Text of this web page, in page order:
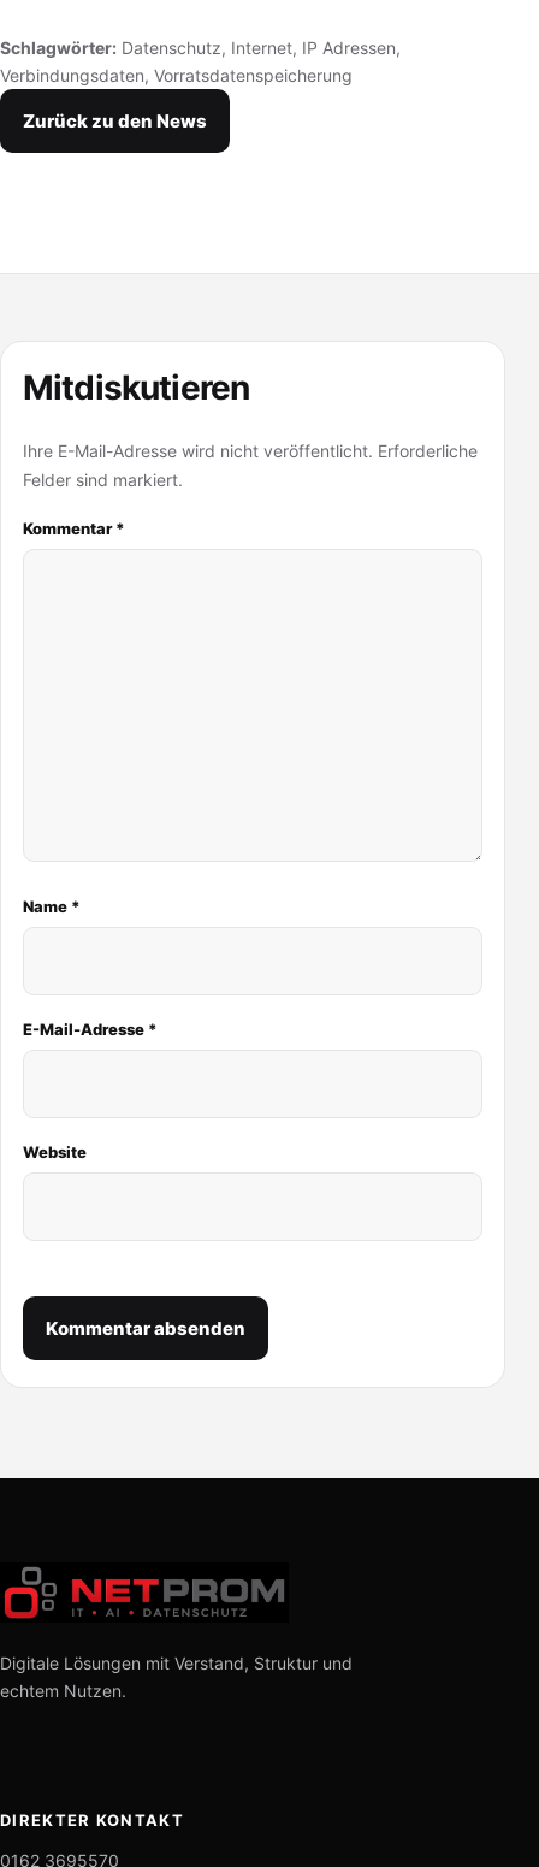
Schlagwörter: Datenschutz, Internet, IP Adressen,
Verbindungsdaten, Vorratsdatenspeicherung
Zurück zu den News
Mitdiskutieren
Ihre E-Mail-Adresse wird nicht veröffentlicht. Erforderliche
Felder sind markiert.
Kommentar*
Name *
E-Mail-Adresse *
Website
Digitale Lösungen mit Verstand, Struktur und
echtem Nutzen.
DIREKTER KONTAKT
0162 3695570